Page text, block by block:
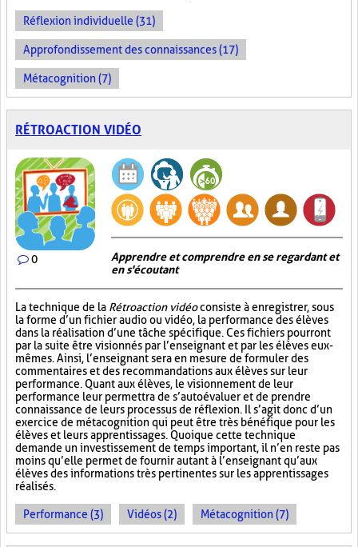
Réflexion individuelle (31)
Approfondissement des connaissances (17)
Métacognition (7)
RÉTROACTION VIDÉO
0
Apprendre et comprendre en se regardant et
en s'écoutant
La technique de la Rétroaction vidéoconsiste à enregistrer, sous
la forme d’un fichier audio ou vidéo, la performance des élèves
dans la réalisation d’une tâche spécifique. Ces fichiers pourront
par la suite être visionnés par l’enseignant et par les élèves eux-
mêmes. Ainsi, l’enseignant sera en mesure de formuler des
commentaires et des recommandations aux élèves sur leur
performance. Quant aux élèves, le visionnement de leur
performance leur permettra de s’autoévaluer et de prendre
connaissance de leurs processus de réflexion. Il s’agit donc d’un
exercice de métacognition qui peut être très bénéfique pour les
élèves et leurs apprentissages. Quoique cette technique
demande un investissement de temps important, il n’en reste pas
moins qu’elle permet de fournir autant à l’enseignant qu’aux
élèves des informations très pertinentes sur les apprentissages
réalisés.
Performance (3) Vidéos (2) Métacognition (7)